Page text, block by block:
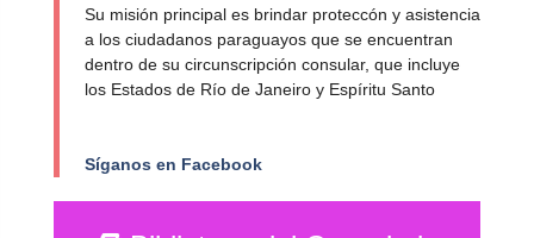
Su misión principal es brindar proteccón y asistencia
a los ciudadanos paraguayos que se encuentran
dentro de su circunscripción consular, que incluye
los Estados de Río de Janeiro y Espíritu Santo
Síganos en Facebook